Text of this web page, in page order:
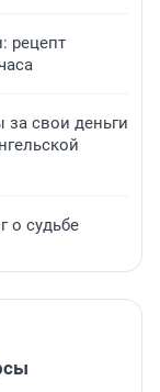
рецепт
свои деньги
о судьбе